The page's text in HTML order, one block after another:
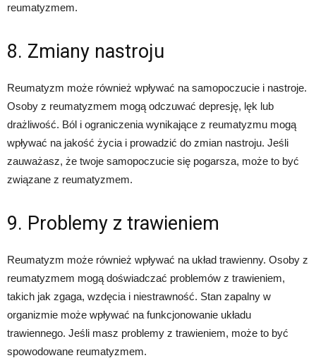
reumatyzmem.
8. Zmiany nastroju
Reumatyzm może również wpływać na samopoczucie i nastroje.
Osoby z reumatyzmem mogą odczuwać depresję, lęk lub
drażliwość. Ból i ograniczenia wynikające z reumatyzmu mogą
wpływać na jakość życia i prowadzić do zmian nastroju. Jeśli
zauważasz, że twoje samopoczucie się pogarsza, może to być
związane z reumatyzmem.
9. Problemy z trawieniem
Reumatyzm może również wpływać na układ trawienny. Osoby z
reumatyzmem mogą doświadczać problemów z trawieniem,
takich jak zgaga, wzdęcia i niestrawność. Stan zapalny w
organizmie może wpływać na funkcjonowanie układu
trawiennego. Jeśli masz problemy z trawieniem, może to być
spowodowane reumatyzmem.